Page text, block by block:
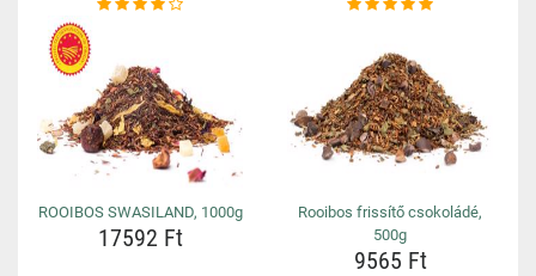
ROOIBOS SWASILAND, 1000g
17592 Ft
Rooibos frissítő csokoládé,
500g
9565 Ft